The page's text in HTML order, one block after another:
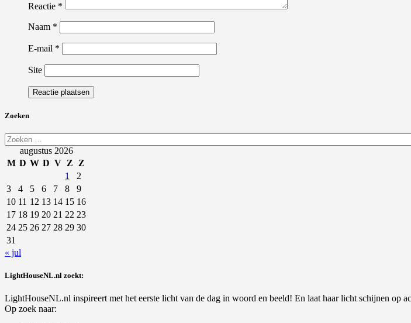
Reactie *
Naam *
E-mail *
Site
Zoeken
Zoeken
naar:augustus 2026
M D W D V Z
Z
1
2
3
4 5 6 7 8
9
10 11 12 13 14 15 16
17 18 19 20 21 22 23
24 25 26 27 28 29 30
31
« jul
LightHouseNL.nl zoekt:
LightHouseNL.nl inspireert met het eerste licht van de dag in woord en beeld! En laat haar licht schijnen op
Op zoek naar: